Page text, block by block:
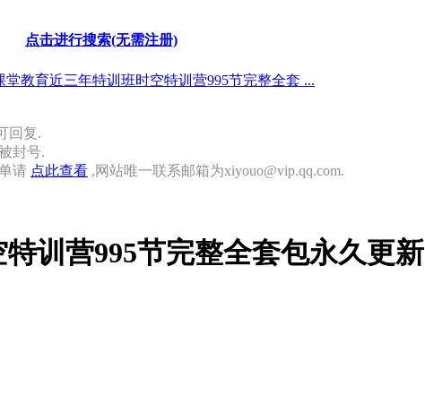
点击进行搜索(无需注册)
堂教育近三年特训班时空特训营995节完整全套 ...
回复.
封号.
请 点此查看 ,网站唯一联系邮箱为xiyouo@vip.qq.com.
训营995节完整全套包永久更新